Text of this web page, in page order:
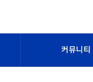
커뮤니티